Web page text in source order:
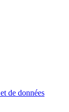
de données